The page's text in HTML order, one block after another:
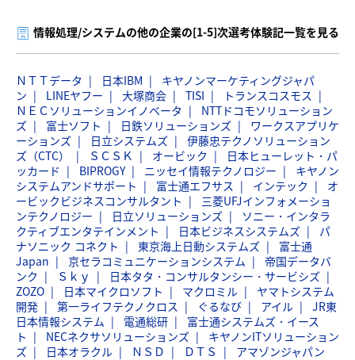
情報処理/システムの他の企業の[1-5]次選考体験記一覧を見る
ＮＴＴデータ 日本IBM
キヤノンマーケティングジャパ
ン
LINEヤフー 大塚商会 TISI
トランスコスモス
ＮＥＣソリューションイノベータ
NTTドコモソリューション
ズ
富士ソフト 日鉄ソリューションズ
ワークスアプリケ
ーションズ
日立システムズ
伊藤忠テクノソリューション
ズ（CTC）
ＳＣＳＫ オービック
日本ヒューレット・パ
ッカード
BIPROGY ニッセイ情報テクノロジー
キヤノン
システムアンドサポート
富士通エフサス インテック
オ
ービックビジネスコンサルタント
三菱UFJインフォメーショ
ンテクノロジー
日立ソリューションズ
ソニー・インタラ
クティブエンタテインメント
日本ビジネスシステムズ
パ
ナソニック コネクト
東京海上日動システムズ
富士通
Japan
京セラコミュニケーションシステム
帝国データバ
ンク
Ｓｋｙ
日本タタ・コンサルタンシー・サービシズ
ZOZO
日本マイクロソフト マクロミル
ヤマトシステム
開発
第一ライフテクノクロス ぐるなび アイル
JR東
日本情報システム
電通総研
富士通システムズ・イース
ト
NECネクサソリューションズ
キヤノンITソリューション
ズ
日本オラクル ＮＳＤ ＤＴＳ アマゾンジャパン